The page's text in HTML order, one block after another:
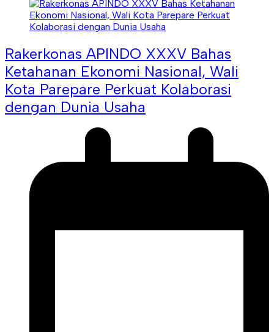
Rakerkonas APINDO XXXV Bahas
Ketahanan Ekonomi Nasional, Wali
Kota Parepare Perkuat Kolaborasi
dengan Dunia Usaha